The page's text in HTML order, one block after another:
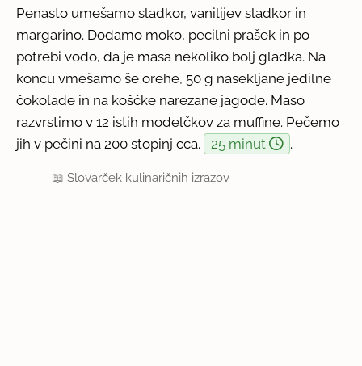
Penasto umešamo sladkor, vanilijev sladkor in
margarino. Dodamo moko, pecilni prašek in po
potrebi vodo, da je masa nekoliko bolj gladka. Na
koncu vmešamo še orehe, 50 g nasekljane jedilne
čokolade in na koščke narezane jagode. Maso
razvrstimo v 12 istih modelčkov za muffine. Pečemo
jih v pečini na 200 stopinj cca.
25 minut .
📖Slovarček kulinaričnih izrazov